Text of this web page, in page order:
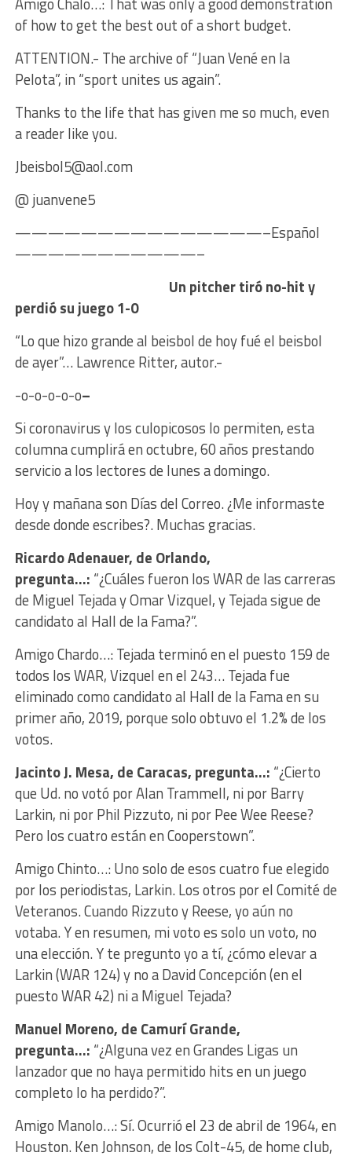
of how to get the best out of a short budget.
ATTENTION.- The archive of “Juan Vené en la
Pelota”, in “sport unites us again”.
Thanks to the life that has given me so much, even
a reader like you.
Jbeisbol5@aol.com
@ juanvene5
———————————————–Español
———————————–
Un pitcher tiró no-hit y
perdió su juego 1-0
“Lo que hizo grande al beisbol de hoy fué el beisbol
de ayer”… Lawrence Ritter, autor.-
-o-o-o-o-o–
Si coronavirus y los culopicosos lo permiten, esta
columna cumplirá en octubre, 60 años prestando
servicio a los lectores de lunes a domingo.
Hoy y mañana son Días del Correo. ¿Me informaste
desde donde escribes?. Muchas gracias.
Ricardo Adenauer, de Orlando,
pregunta…: “¿Cuáles fueron los WAR de las carreras
de Miguel Tejada y Omar Vizquel, y Tejada sigue de
candidato al Hall de la Fama?”.
Amigo Chardo…: Tejada terminó en el puesto 159 de
todos los WAR, Vizquel en el 243… Tejada fue
eliminado como candidato al Hall de la Fama en su
primer año, 2019, porque solo obtuvo el 1.2% de los
votos.
Jacinto J. Mesa, de Caracas, pregunta…: “¿Cierto
que Ud. no votó por Alan Trammell, ni por Barry
Larkin, ni por Phil Pizzuto, ni por Pee Wee Reese?
Pero los cuatro están en Cooperstown”.
Amigo Chinto…: Uno solo de esos cuatro fue elegido
por los periodistas, Larkin. Los otros por el Comité de
Veteranos. Cuando Rizzuto y Reese, yo aún no
votaba. Y en resumen, mi voto es solo un voto, no
una elección. Y te pregunto yo a tí, ¿cómo elevar a
Larkin (WAR 124) y no a David Concepción (en el
puesto WAR 42) ni a Miguel Tejada?
Manuel Moreno, de Camurí Grande,
pregunta…: “¿Alguna vez en Grandes Ligas un
lanzador que no haya permitido hits en un juego
completo lo ha perdido?”.
Amigo Manolo…: Sí. Ocurrió el 23 de abril de 1964, en
Houston. Ken Johnson, de los Colt-45, de home club,